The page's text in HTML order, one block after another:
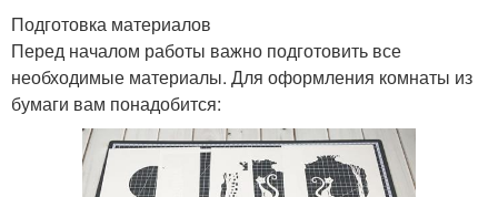
Подготовка материалов
Перед началом работы важно подготовить все
необходимые материалы. Для оформления комнаты из
бумаги вам понадобится: